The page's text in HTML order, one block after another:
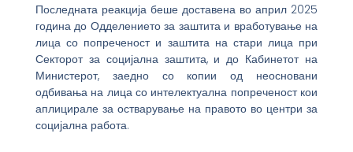
Последната реакција беше доставена во април 2025
година до Одделението за заштита и вработување на
лица со попреченост и заштита на стари лица при
Секторот за социјална заштита, и до Кабинетот на
Министерот, заедно со копии од неосновани
одбивања на лица со интелектуална попреченост кои
аплицирале за остварување на правото во центри за
социјална работа.